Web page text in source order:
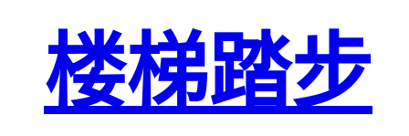
楼梯踏步